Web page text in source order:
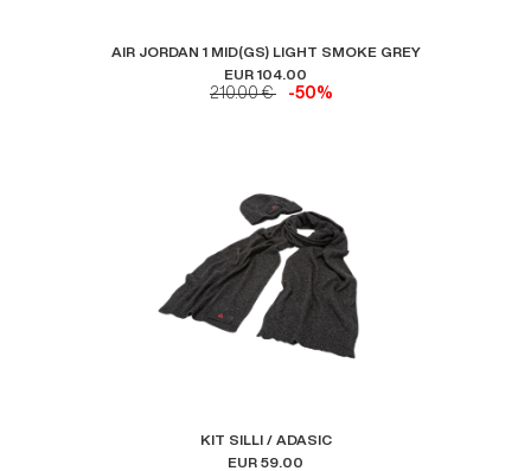
AIR JORDAN 1 MID(GS) LIGHT SMOKE GREY
EUR 104.00
210.00 € -50%
KIT SILLI / ADASIC
EUR 59.00